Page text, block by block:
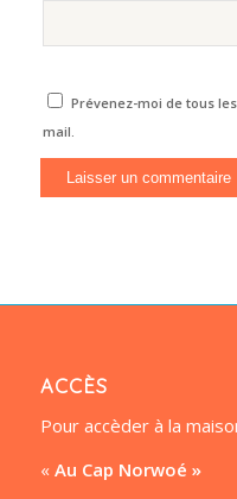
Prévenez-moi de tous
mail.
ACCÈS
Pour accèder à la
« Au Cap Norwoé »